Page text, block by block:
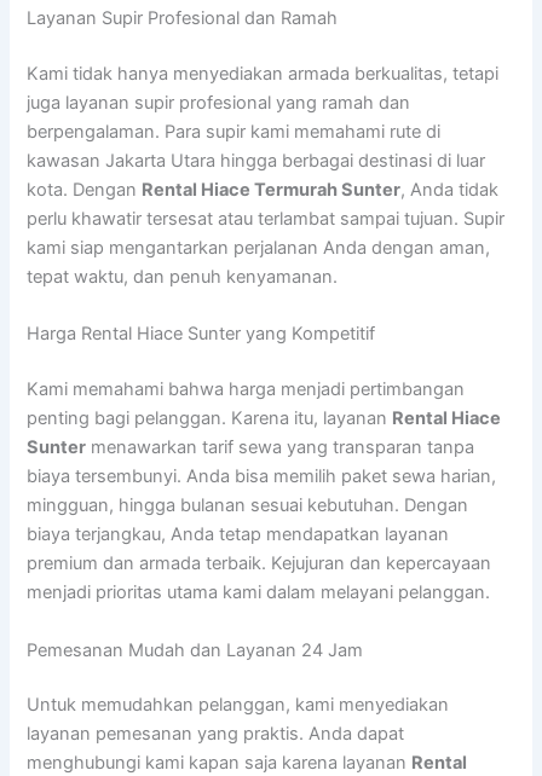
Layanan Supir Profesional dan Ramah
Kami tidak hanya menyediakan armada berkualitas, tetapi
juga layanan supir profesional yang ramah dan
berpengalaman. Para supir kami memahami rute di
kawasan Jakarta Utara hingga berbagai destinasi di luar
kota. Dengan Rental Hiace Termurah Sunter, Anda tidak
perlu khawatir tersesat atau terlambat sampai tujuan. Supir
kami siap mengantarkan perjalanan Anda dengan aman,
tepat waktu, dan penuh kenyamanan.
Harga Rental Hiace Sunter yang Kompetitif
Kami memahami bahwa harga menjadi pertimbangan
penting bagi pelanggan. Karena itu, layanan Rental Hiace
Sunter menawarkan tarif sewa yang transparan tanpa
biaya tersembunyi. Anda bisa memilih paket sewa harian,
mingguan, hingga bulanan sesuai kebutuhan. Dengan
biaya terjangkau, Anda tetap mendapatkan layanan
premium dan armada terbaik. Kejujuran dan kepercayaan
menjadi prioritas utama kami dalam melayani pelanggan.
Pemesanan Mudah dan Layanan 24 Jam
Untuk memudahkan pelanggan, kami menyediakan
layanan pemesanan yang praktis. Anda dapat
menghubungi kami kapan saja karena layanan Rental